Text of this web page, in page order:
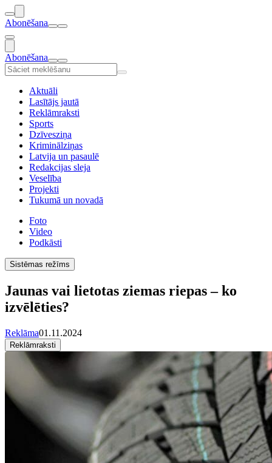
Abonēšana
Abonēšana
Aktuāli
Lasītājs jautā
Reklāmraksti
Sports
Dzīvesziņa
Kriminālziņas
Latvija un pasaulē
Redakcijas sleja
Veselība
Projekti
Tukumā un novadā
Foto
Video
Podkāsti
Sistēmas režīms
Jaunas vai lietotas ziemas riepas – ko
izvēlēties?
Reklāma01.11.2024
Reklāmraksti